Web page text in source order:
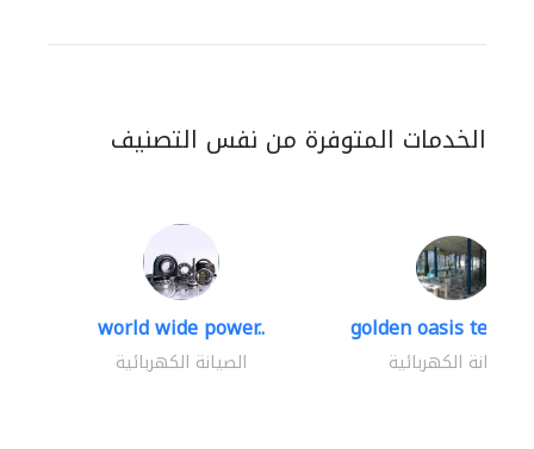
الخدمات المتوفرة من نفس التصنيف
world wide power..
الصيانة الكهربائية
golden oasis
الصيانة الكهربائية